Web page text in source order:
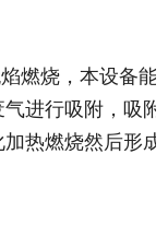
燃烧，本设备
进行吸附，吸
热燃烧然后形